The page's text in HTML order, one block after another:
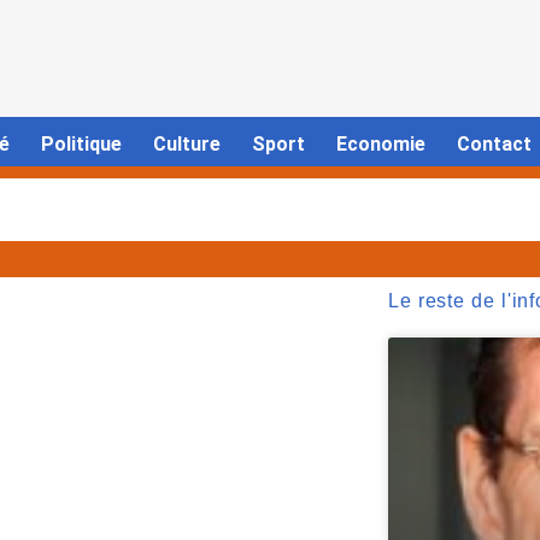
Politique Culture Sport Economie Contact
Le reste de